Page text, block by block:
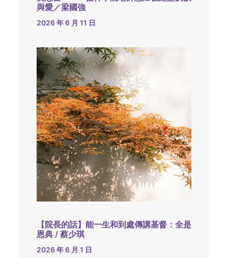
與愛／梁國強
2026 年 6 月 11 日
【院長的話】能一生和到處傳講基督：全是
恩典 / 蔡少琪
2026 年 6 月 1 日